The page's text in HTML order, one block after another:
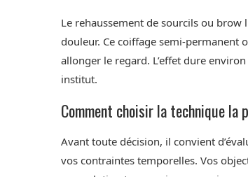
Le rehaussement de sourcils ou
douleur. Ce coiffage semi-permanent
allonger le regard. L’effet dure
institut.
Comment choisir la technique
Avant toute décision, il convient
vos contraintes temporelles. Vos